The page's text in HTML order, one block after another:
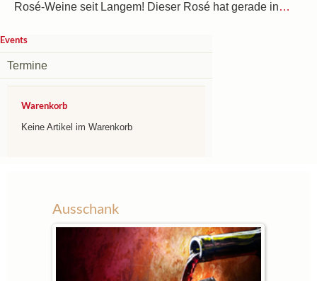
Rosé-Weine seit Langem! Dieser Rosé hat gerade in…
Events
Termine
Warenkorb
Keine Artikel im Warenkorb
Ausschank